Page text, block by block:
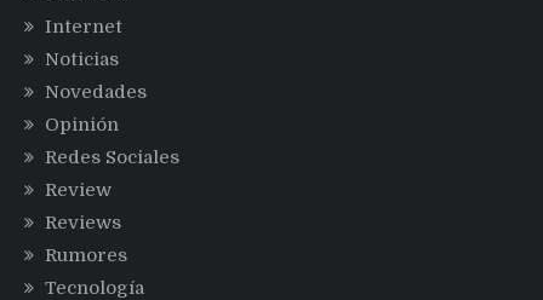
Internet
Noticias
Novedades
Opinión
Redes Sociales
Review
Reviews
Rumores
Tecnología